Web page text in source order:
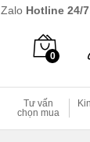
Zalo Hotline 24/
0
Tư vấn
chọn mua